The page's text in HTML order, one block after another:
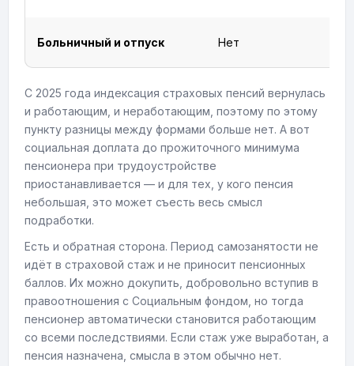
Больничный и отпуск Нет
С 2025 года индексация страховых пенсий вернулась
и работающим, и неработающим, поэтому по этому
пункту разницы между формами больше нет. А вот
социальная доплата до прожиточного минимума
пенсионера при трудоустройстве
приостанавливается — и для тех, у кого пенсия
небольшая, это может съесть весь смысл
подработки.
Есть и обратная сторона. Период самозанятости не
идёт в страховой стаж и не приносит пенсионных
баллов. Их можно докупить, добровольно вступив в
правоотношения с Социальным фондом, но тогда
пенсионер автоматически становится работающим
со всеми последствиями. Если стаж уже выработан, а
пенсия назначена, смысла в этом обычно нет.